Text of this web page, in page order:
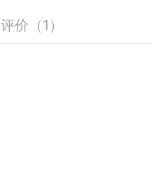
评价 （1 ）